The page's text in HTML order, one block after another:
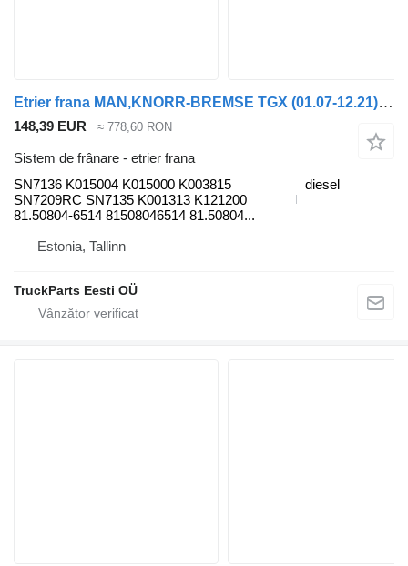
Etrier frana MAN,KNORR-BREMSE TGX (01.07-12.21) SN7136 pentru cap tractor MAN tgl 2006
148,39 EUR ≈ 778,60 RON
Sistem de frânare - etrier frana
SN7136 K015004 K015000 K003815
SN7209RC SN7135 K001313 K121200
81.50804-6514 81508046514 81.50804...
diesel
Estonia, Tallinn
TruckParts Eesti OÜ